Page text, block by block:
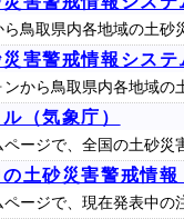
鳥取県内各地域の土砂
害警戒情報システ
ンから鳥取県内各地域の
（気象庁）
ージで、全国の土砂災
土砂災害警戒情報
ージで、現在発表中の